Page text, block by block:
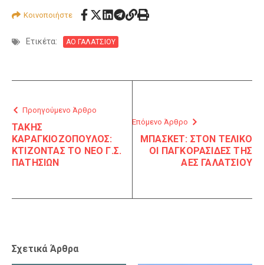
Κοινοποιήστε
Ετικέτα: ΑΟ ΓΑΛΑΤΣΙΟΥ
Προηγούμενο Άρθρο
ΤΑΚΗΣ
ΚΑΡΑΓΚΙΟΖΟΠΟΥΛΟΣ:
ΚΤΙΖΟΝΤΑΣ ΤΟ ΝΕΟ Γ.Σ.
ΠΑΤΗΣΙΩΝ
Επόμενο Άρθρο
ΜΠΑΣΚΕΤ: ΣΤΟΝ ΤΕΛΙΚΟ
ΟΙ ΠΑΓΚΟΡΑΣΙΔΕΣ ΤΗΣ
ΑΕΣ ΓΑΛΑΤΣΙΟΥ
Σχετικά Άρθρα